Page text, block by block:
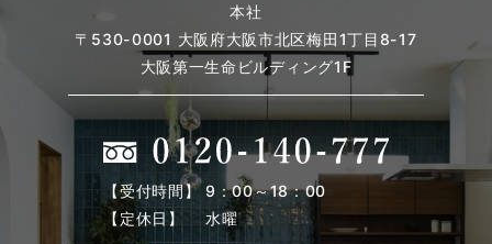
本社
〒530-0001 大阪府大阪市北区梅田1丁目8-17
大阪第一生命ビルディング1F
【受付時間】 9：00～18：00
【定休日】 水曜